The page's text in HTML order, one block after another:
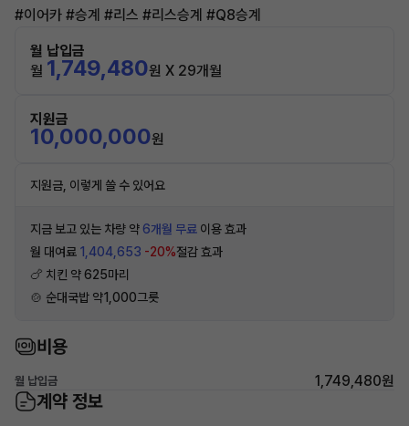
#이어카 #승계 #리스 #리스승계 #Q8승계
월 납입금
월 1,749,480원 X 29개월
지원금
10,000,000원
지원금, 이렇게 쓸 수 있어요
지금 보고 있는 차량 약 6개월 무료 이용 효과
월 대여료 1,404,653 -20%절감 효과
🍗 치킨 약 625마리
🍲 순대국밥 약1,000그릇
비용
월 납입금 1,749,480원
계약 정보